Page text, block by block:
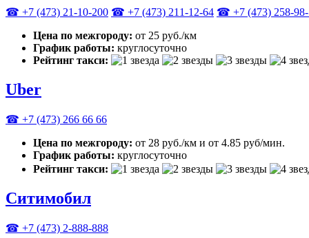
☎ +7 (473) 21-10-200 ☎ +7 (473) 211-12-64 ☎ +7 (473) 258-
Цена по межгороду: от 25 руб./км
График работы: круглосуточно
Рейтинг такси:
Uber
☎ +7 (473) 266 66 66
Цена по межгороду: от 28 руб./км и от 4.85 руб/мин.
График работы: круглосуточно
Рейтинг такси:
Ситимобил
☎ +7 (473) 2-888-888